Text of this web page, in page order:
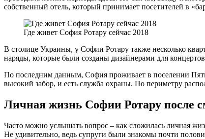
собственный отель, который принимает посетителей в
Где живет София Ротару сейчас 2018
В столице Украины, у Софии Ротару также несколько
наряды, которые были созданы дизайнерами для
По последним данным, София проживает в поселении
высокий забор, и есть служба охраны. По периметру
Личная жизнь Софии Ротару после
Часто можно услышать вопрос – как сложилась личная
Не удивительно, ведь супруги были знакомы почти